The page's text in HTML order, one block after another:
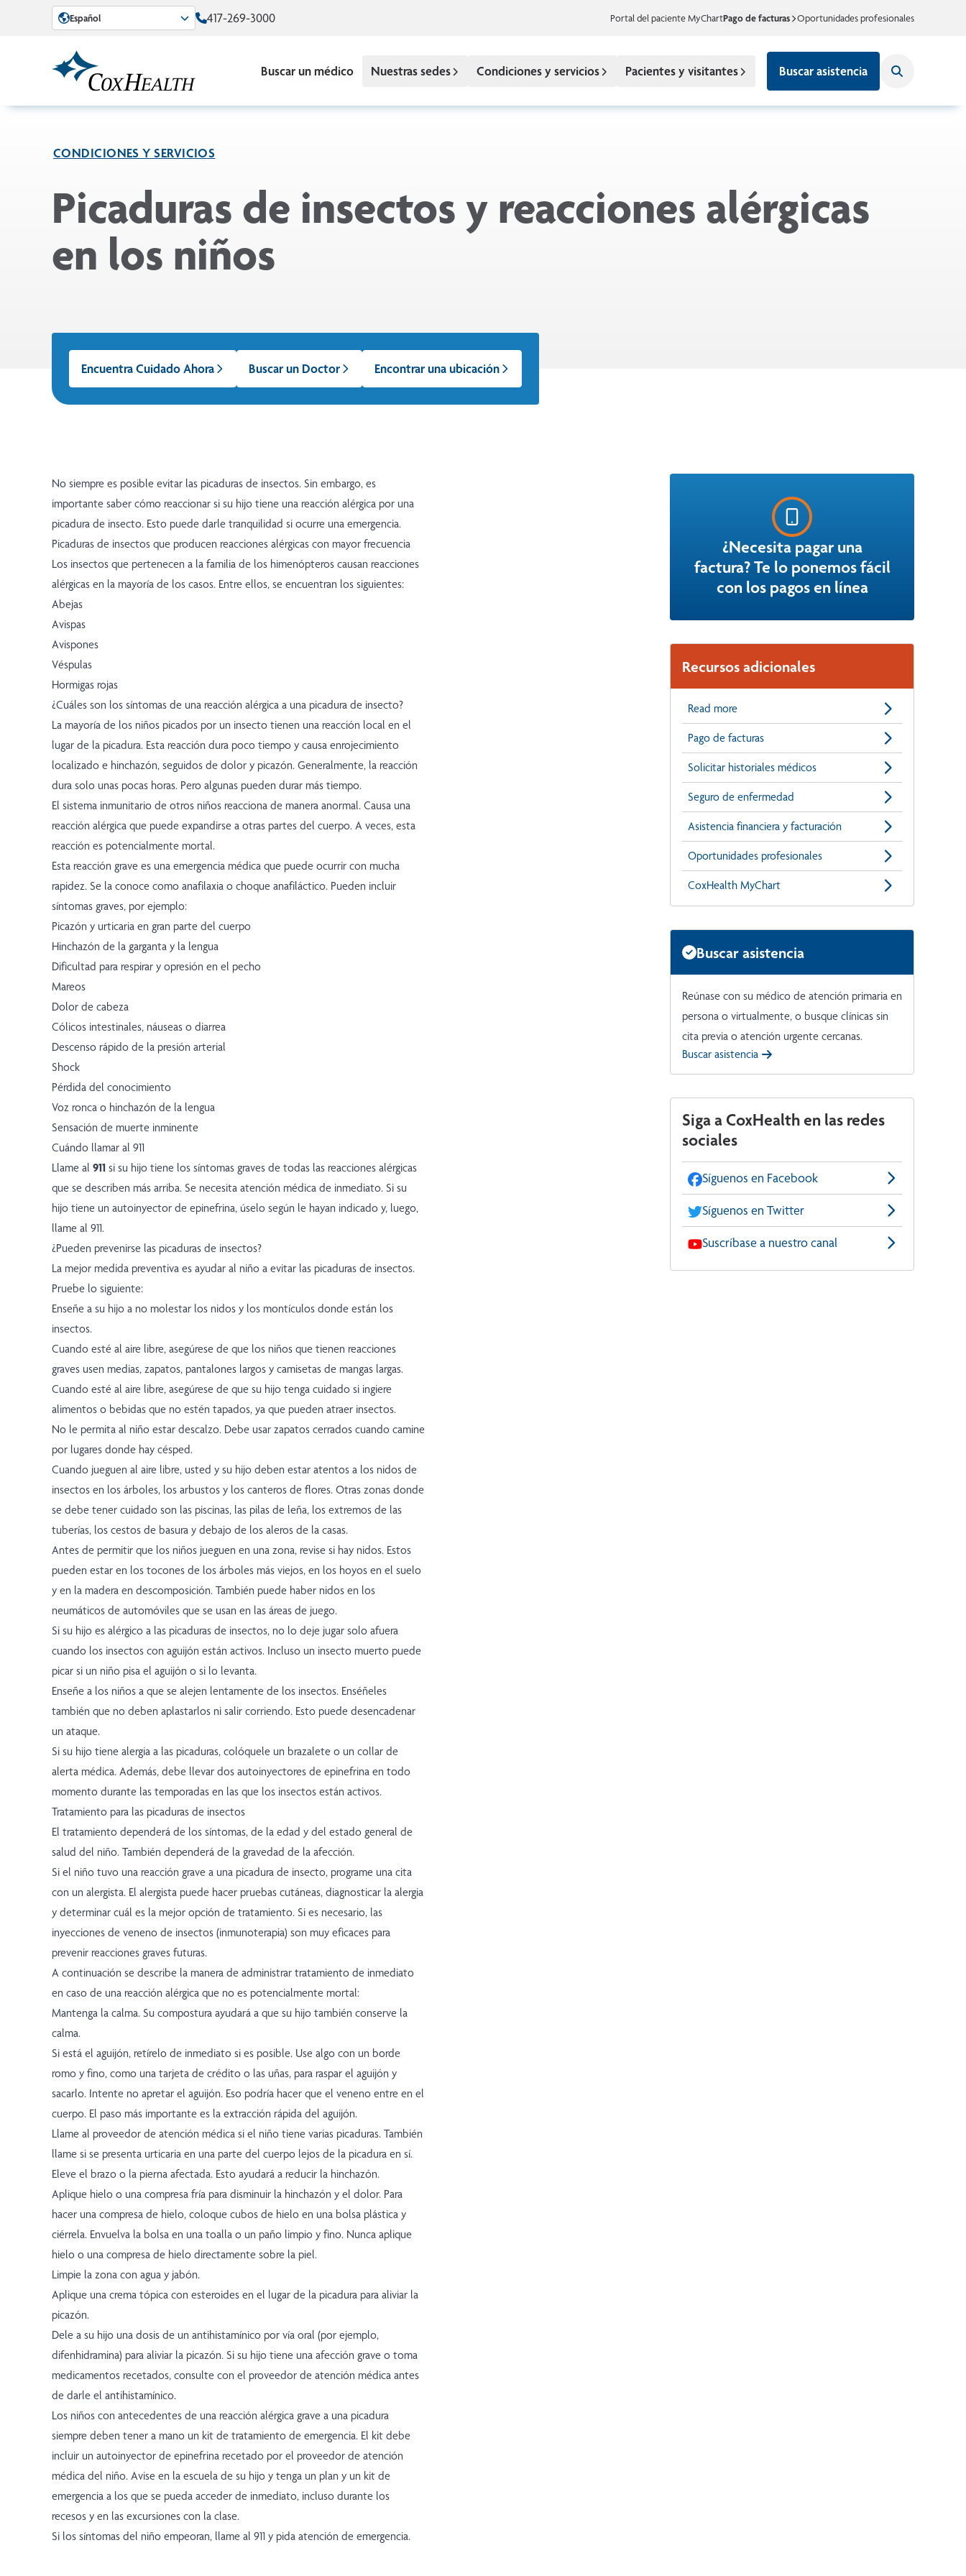
Skip to Main Content
Español 417-269-3000 Portal del paciente MyChartPago de facturas Oportunidades profesionales
Buscar un médico Nuestras sedes Condiciones y servicios Pacientes y visitantes Buscar asistencia
CONDICIONES Y SERVICIOS
Picaduras de insectos y reacciones alérgicas
en los niños
Encuentra Cuidado Ahora Buscar un Doctor Encontrar una ubicación
No siempre es posible evitar las picaduras de insectos. Sin embargo, es
importante saber cómo reaccionar si su hijo tiene una reacción alérgica por una
picadura de insecto. Esto puede darle tranquilidad si ocurre una emergencia.
Picaduras de insectos que producen reacciones alérgicas con mayor frecuencia
Los insectos que pertenecen a la familia de los himenópteros causan reacciones
alérgicas en la mayoría de los casos. Entre ellos, se encuentran los siguientes:
Abejas
Avispas
Avispones
Véspulas
Hormigas rojas
¿Cuáles son los síntomas de una reacción alérgica a una picadura de insecto?
La mayoría de los niños picados por un insecto tienen una reacción local en el
lugar de la picadura. Esta reacción dura poco tiempo y causa enrojecimiento
localizado e hinchazón, seguidos de dolor y picazón. Generalmente, la reacción
dura solo unas pocas horas. Pero algunas pueden durar más tiempo.
El sistema inmunitario de otros niños reacciona de manera anormal. Causa una
reacción alérgica que puede expandirse a otras partes del cuerpo. A veces, esta
reacción es potencialmente mortal.
Esta reacción grave es una emergencia médica que puede ocurrir con mucha
rapidez. Se la conoce como anafilaxia o choque anafiláctico. Pueden incluir
síntomas graves, por ejemplo:
Picazón y urticaria en gran parte del cuerpo
Hinchazón de la garganta y la lengua
Dificultad para respirar y opresión en el pecho
Mareos
Dolor de cabeza
Cólicos intestinales, náuseas o diarrea
Descenso rápido de la presión arterial
Shock
Pérdida del conocimiento
Voz ronca o hinchazón de la lengua
Sensación de muerte inminente
Cuándo llamar al 911
Llame al 911 si su hijo tiene los síntomas graves de todas las reacciones alérgicas
que se describen más arriba. Se necesita atención médica de inmediato. Si su
hijo tiene un autoinyector de epinefrina, úselo según le hayan indicado y, luego,
llame al 911.
¿Pueden prevenirse las picaduras de insectos?
La mejor medida preventiva es ayudar al niño a evitar las picaduras de insectos.
Pruebe lo siguiente:
Enseñe a su hijo a no molestar los nidos y los montículos donde están los
insectos.
Cuando esté al aire libre, asegúrese de que los niños que tienen reacciones
graves usen medias, zapatos, pantalones largos y camisetas de mangas largas.
Cuando esté al aire libre, asegúrese de que su hijo tenga cuidado si ingiere
alimentos o bebidas que no estén tapados, ya que pueden atraer insectos.
No le permita al niño estar descalzo. Debe usar zapatos cerrados cuando camine
por lugares donde hay césped.
Cuando jueguen al aire libre, usted y su hijo deben estar atentos a los nidos de
insectos en los árboles, los arbustos y los canteros de flores. Otras zonas donde
se debe tener cuidado son las piscinas, las pilas de leña, los extremos de las
tuberías, los cestos de basura y debajo de los aleros de la casas.
Antes de permitir que los niños jueguen en una zona, revise si hay nidos. Estos
pueden estar en los tocones de los árboles más viejos, en los hoyos en el suelo
y en la madera en descomposición. También puede haber nidos en los
neumáticos de automóviles que se usan en las áreas de juego.
Si su hijo es alérgico a las picaduras de insectos, no lo deje jugar solo afuera
cuando los insectos con aguijón están activos. Incluso un insecto muerto puede
picar si un niño pisa el aguijón o si lo levanta.
Enseñe a los niños a que se alejen lentamente de los insectos. Enséñeles
también que no deben aplastarlos ni salir corriendo. Esto puede desencadenar
un ataque.
Si su hijo tiene alergia a las picaduras, colóquele un brazalete o un collar de
alerta médica. Además, debe llevar dos autoinyectores de epinefrina en todo
momento durante las temporadas en las que los insectos están activos.
Tratamiento para las picaduras de insectos
El tratamiento dependerá de los síntomas, de la edad y del estado general de
salud del niño. También dependerá de la gravedad de la afección.
Si el niño tuvo una reacción grave a una picadura de insecto, programe una cita
con un alergista. El alergista puede hacer pruebas cutáneas, diagnosticar la alergia
y determinar cuál es la mejor opción de tratamiento. Si es necesario, las
inyecciones de veneno de insectos (inmunoterapia) son muy eficaces para
prevenir reacciones graves futuras.
A continuación se describe la manera de administrar tratamiento de inmediato
en caso de una reacción alérgica que no es potencialmente mortal:
Mantenga la calma. Su compostura ayudará a que su hijo también conserve la
calma.
Si está el aguijón, retírelo de inmediato si es posible. Use algo con un borde
romo y fino, como una tarjeta de crédito o las uñas, para raspar el aguijón y
sacarlo. Intente no apretar el aguijón. Eso podría hacer que el veneno entre en el
cuerpo. El paso más importante es la extracción rápida del aguijón.
Llame al proveedor de atención médica si el niño tiene varias picaduras. También
llame si se presenta urticaria en una parte del cuerpo lejos de la picadura en sí.
Eleve el brazo o la pierna afectada. Esto ayudará a reducir la hinchazón.
Aplique hielo o una compresa fría para disminuir la hinchazón y el dolor. Para
hacer una compresa de hielo, coloque cubos de hielo en una bolsa plástica y
ciérrela. Envuelva la bolsa en una toalla o un paño limpio y fino. Nunca aplique
hielo o una compresa de hielo directamente sobre la piel.
Limpie la zona con agua y jabón.
Aplique una crema tópica con esteroides en el lugar de la picadura para aliviar la
picazón.
Dele a su hijo una dosis de un antihistamínico por vía oral (por ejemplo,
difenhidramina) para aliviar la picazón. Si su hijo tiene una afección grave o toma
medicamentos recetados, consulte con el proveedor de atención médica antes
de darle el antihistamínico.
Los niños con antecedentes de una reacción alérgica grave a una picadura
siempre deben tener a mano un kit de tratamiento de emergencia. El kit debe
incluir un autoinyector de epinefrina recetado por el proveedor de atención
médica del niño. Avise en la escuela de su hijo y tenga un plan y un kit de
emergencia a los que se pueda acceder de inmediato, incluso durante los
recesos y en las excursiones con la clase.
Si los síntomas del niño empeoran, llame al 911 y pida atención de emergencia.
¿Necesita pagar una
factura? Te lo ponemos fácil
con los pagos en línea
Recursos adicionales
Read more
Pago de facturas
Solicitar historiales médicos
Seguro de enfermedad
Asistencia financiera y facturación
Oportunidades profesionales
CoxHealth MyChart
Buscar asistencia
Reúnase con su médico de atención primaria en
persona o virtualmente, o busque clínicas sin
cita previa o atención urgente cercanas.
Buscar asistencia
Siga a CoxHealth en las redes
sociales
Síguenos en Facebook
Síguenos en Twitter
Suscríbase a nuestro canal